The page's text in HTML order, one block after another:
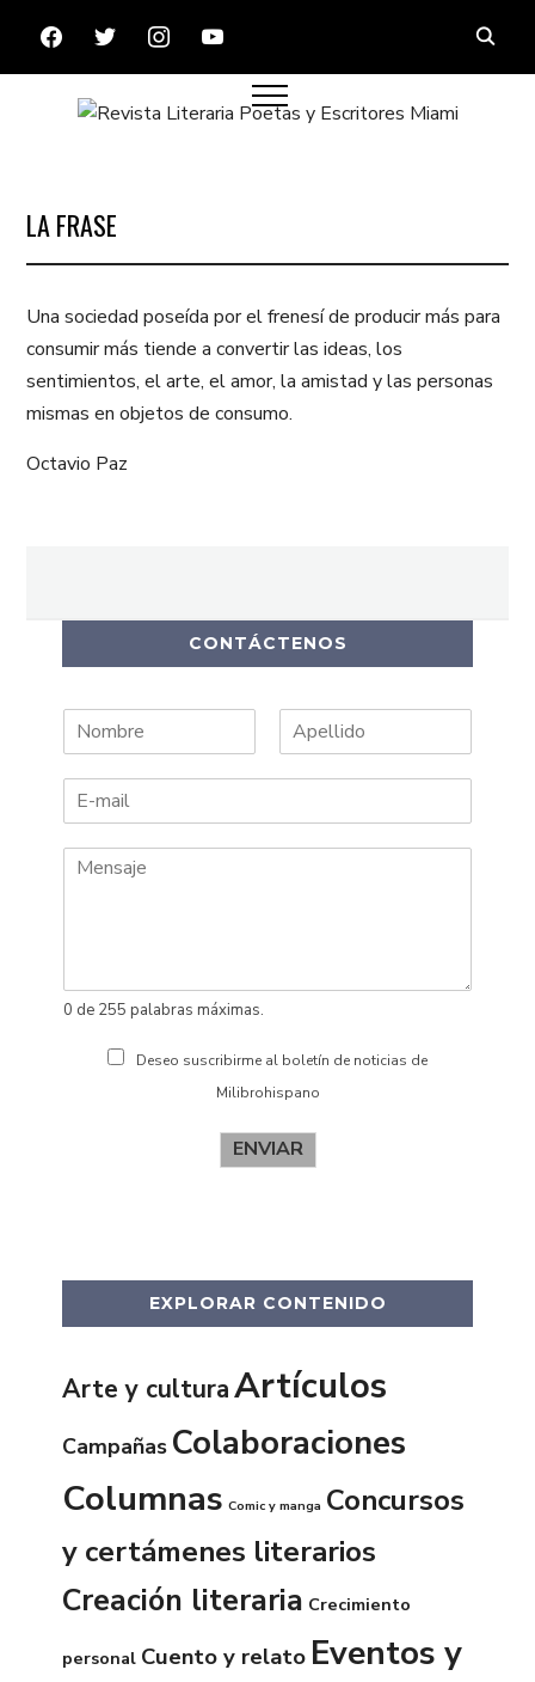
FACEBOOKTWITTERINSTAGRAMYOUTUBE
LA FRASE
Una sociedad poseída por el frenesí de producir más para
consumir más tiende a convertir las ideas, los
sentimientos, el arte, el amor, la amistad y las personas
mismas en objetos de consumo.
Octavio Paz
CONTÁCTENOS
o
b
p
l
0 de 255 palabras máximas.
Deseo suscribirme al boletín de noticias de
Milibrohispano
ENVIAR
EXPLORAR CONTENIDO
Arte y culturaArtículos
Campañas Colaboraciones
Columnas Comic y manga Concursos
y certámenes literarios
Creación literaria Crecimiento
personal Cuento y relato Eventos y